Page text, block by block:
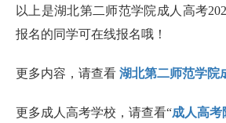
以上是湖北第二师范学院成人高考
报名的同学可在线报名哦！
更多内容，请查看 湖北第二师范学院
更多成人高考学校，请查看“成人高考